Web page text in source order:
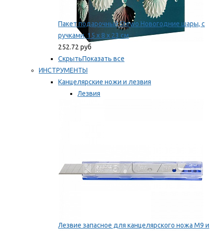
Пакет подарочный Stewo Новогодние шары, с
ручками, 15 х 8 х 23 см
252.72 руб
СкрытьПоказать все
ИНСТРУМЕНТЫ
Канцелярские ножи и лезвия
Лезвия
Лезвие запасное для канцелярского ножа M9 и